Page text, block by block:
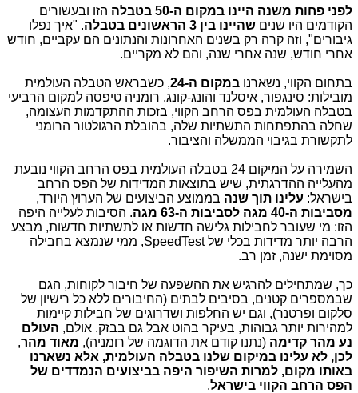
לפני פחות משנה היינו במקום ה-50 בטבלה
הזו ובעשורים
הקודמים היו שניםשהיינו בין 3 הראשונים בטבלה
. "איך נפלו
גיבורים", וזה קרה רק בשנים האחרונות והנתונים הם עקביים, חודש
אחרי חודש, שנה אחרי שנה, והם לא מקריים.
בתחום הקווי, נשארנובמקום ה-24
, כשבראש הטבלה העולמית
מובילות: סינגפור, איסלנד והונג-קונג. רומניה טיפסה למקום הרביעי
בטבלה העולמית בפס הרחב הקווי, בזכות ההתקדמות העצומה,
שחלה בהתפתחות התשתיות שלה, בהובלת הרגולטור הרומני
לתקשורת בגיבוי הממשלה והציבור.
השמירה על המיקום 24 בטבלה העולמית בפס הרחב הקווי נובעת
מהעלייה ההדרגתית, שיש בתוצאות המדידות של הפס הרחב
בישראל:עלינו תוך שנהבממוצע הביצועים של הערוץ היורד,
מסביבות ה-40 מגה לסביבות ה-63 מגה
. הסיבות לעלייה היפה
הזו: מי שעובר לחבילות גלישה חדשות או לתשתיות חדשות, מבצע
הרבה יותר מדידות בכלי של SpeedTest, ממי שנמצא בחבילה
מסוימת ישנה, זמן רב.
כך, שמתחילים להרגיש את ההשפעה של חיבור לקוחות, הגם
שבמספרים קטנים, בסיבים לבתים (החיבורים ללא כל רישיון של
סלקום ופרטנר), וגם יש החלפות ושדרוגים של חבילות קיימות
למהירות יותר גבוהות, בעיקר בהוט אבל גם בבזק. אולם,העולם
נע מהר קדימה(נתנו קודם את הדוגמה של רומניה),מאוד מהר,
לכן, לא עלינו במיקום שלנו בטבלה העולמית, אלא נשארנו
באותו מקום, למרות השיפור היפה בביצועים הנמדדים של
הפס הרחב הקווי בישראל.